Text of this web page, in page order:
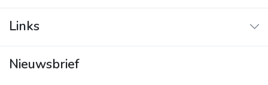
Vraag & Antwoord
Links
Contact
Nieuwsbrief